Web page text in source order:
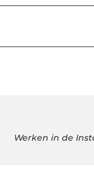
Werken in de